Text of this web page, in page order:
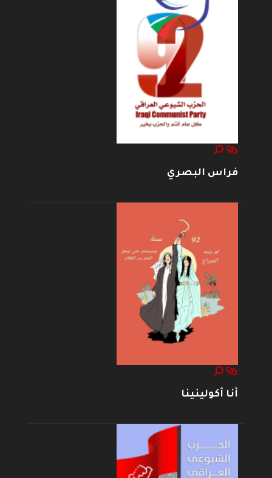
فراس البصري
أنا أكولينينا